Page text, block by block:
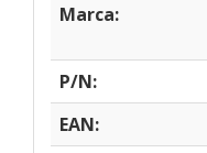
Marca:
P/N:
EAN: